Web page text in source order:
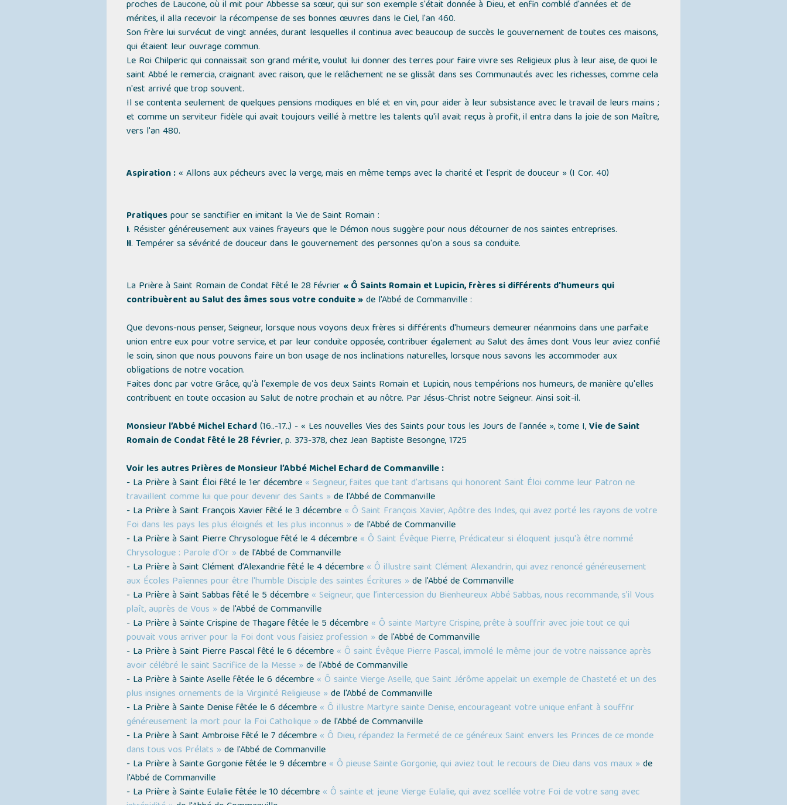
proches de Laucone, où il mit pour Abbesse sa sœur, qui sur son exemple s'était donnée à Dieu, et enfin comblé d'années et de
mérites, il alla recevoir la récompense de ses bonnes œuvres dans le Ciel, l'an 460.
Son frère lui survécut de vingt années, durant lesquelles il continua avec beaucoup de succès le gouvernement de toutes ces maisons,
qui étaient leur ouvrage commun.
Le Roi Chilperic qui connaissait son grand mérite, voulut lui donner des terres pour faire vivre ses Religieux plus à leur aise, de quoi le
saint Abbé le remercia, craignant avec raison, que le relâchement ne se glissât dans ses Communautés avec les richesses, comme cela
n'est arrivé que trop souvent.
Il se contenta seulement de quelques pensions modiques en blé et en vin, pour aider à leur subsistance avec le travail de leurs mains ;
et comme un serviteur fidèle qui avait toujours veillé à mettre les talents qu'il avait reçus à profit, il entra dans la joie de son Maître,
vers l'an 480.
Aspiration :« Allons aux pécheurs avec la verge, mais en même temps avec la charité et l'esprit de douceur »(I Cor. 40)
Pratiquespour se sanctifier en imitant la Vie de Saint Romain :
I. Résister généreusement aux vaines frayeurs que le Démon nous suggère pour nous détourner de nos saintes entreprises.
II. Tempérer sa sévérité de douceur dans le gouvernement des personnes qu'on a sous sa conduite.
La Prière à Saint Romain de Condat fêté le 28 février « Ô Saints Romain et Lupicin, frères si différents d'humeurs qui
contribuèrent au Salut des âmes sous votre conduite »de l'Abbé de Commanville :
Que devons-nous penser, Seigneur, lorsque nous voyons deux frères si différents d'humeurs demeurer néanmoins dans une parfaite
union entre eux pour votre service, et par leur conduite opposée, contribuer également au Salut des âmes dont Vous leur aviez confié
le soin, sinon que nous pouvons faire un bon usage de nos inclinations naturelles, lorsque nous savons les accommoder aux
obligations de notre vocation.
Faites donc par votre Grâce, qu'à l'exemple de vos deux Saints Romain et Lupicin, nous tempérions nos humeurs, de manière qu'elles
contribuent en toute occasion au Salut de notre prochain et au nôtre. Par Jésus-Christ notre Seigneur. Ainsi soit-il.
Monsieur l’Abbé Michel Echard(16..-17..) -« Les nouvelles Vies des Saints pour tous les Jours de l'année », tome I,Vie de Saint
Romain de Condat fêté le 28 février, p. 373-378, chez Jean Baptiste Besongne, 1725
Voir les autres Prières de Monsieur l’Abbé Michel Echard de Commanville :
- La Prière à Saint Éloi fêté le 1er décembre « Seigneur, faites que tant d'artisans qui honorent Saint Éloi comme leur Patron ne
travaillent comme lui que pour devenir des Saints » de l'Abbé de Commanville
- La Prière à Saint François Xavier fêté le 3 décembre « Ô Saint François Xavier, Apôtre des Indes, qui avez porté les rayons de votre
Foi dans les pays les plus éloignés et les plus inconnus » de l'Abbé de Commanville
- La Prière à Saint Pierre Chrysologue fêté le 4 décembre « Ô Saint Évêque Pierre, Prédicateur si éloquent jusqu'à être nommé
Chrysologue : Parole d'Or » de l'Abbé de Commanville
- La Prière à Saint Clément d’Alexandrie fêté le 4 décembre « Ô illustre saint Clément Alexandrin, qui avez renoncé généreusement
aux Écoles Païennes pour être l'humble Disciple des saintes Écritures » de l'Abbé de Commanville
- La Prière à Saint Sabbas fêté le 5 décembre « Seigneur, que l’intercession du Bienheureux Abbé Sabbas, nous recommande, s’il Vous
plaît, auprès de Vous » de l'Abbé de Commanville
- La Prière à Sainte Crispine de Thagare fêtée le 5 décembre « Ô sainte Martyre Crispine, prête à souffrir avec joie tout ce qui
pouvait vous arriver pour la Foi dont vous faisiez profession » de l'Abbé de Commanville
- La Prière à Saint Pierre Pascal fêté le 6 décembre « Ô saint Évêque Pierre Pascal, immolé le même jour de votre naissance après
avoir célébré le saint Sacrifice de la Messe » de l'Abbé de Commanville
- La Prière à Sainte Aselle fêtée le 6 décembre « Ô sainte Vierge Aselle, que Saint Jérôme appelait un exemple de Chasteté et un des
plus insignes ornements de la Virginité Religieuse » de l'Abbé de Commanville
- La Prière à Sainte Denise fêtée le 6 décembre « Ô illustre Martyre sainte Denise, encourageant votre unique enfant à souffrir
généreusement la mort pour la Foi Catholique » de l'Abbé de Commanville
- La Prière à Saint Ambroise fêté le 7 décembre « Ô Dieu, répandez la fermeté de ce généreux Saint envers les Princes de ce monde
dans tous vos Prélats » de l'Abbé de Commanville
- La Prière à Sainte Gorgonie fêtée le 9 décembre « Ô pieuse Sainte Gorgonie, qui aviez tout le recours de Dieu dans vos maux » de
l'Abbé de Commanville
- La Prière à Sainte Eulalie fêtée le 10 décembre « Ô sainte et jeune Vierge Eulalie, qui avez scellée votre Foi de votre sang avec